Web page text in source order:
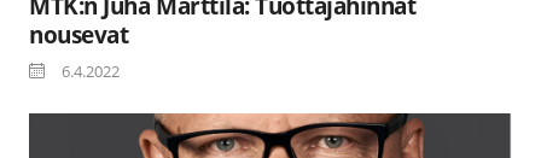
nousevat
6.4.2022